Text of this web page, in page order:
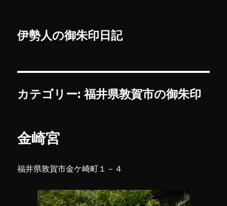
伊勢人の御朱印日記
カテゴリー:福井県敦賀市の御朱印
金崎宮
福井県敦賀市金ケ崎町１－４